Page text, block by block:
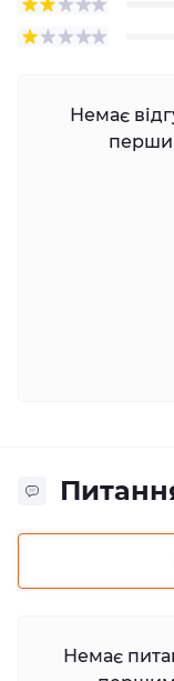
Немає
Немає